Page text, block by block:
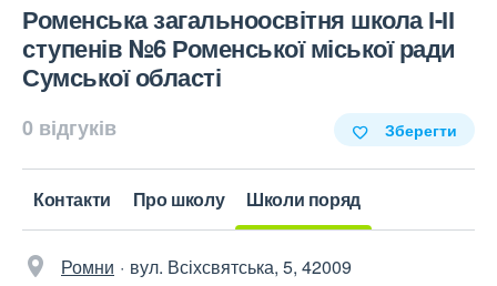
Роменська загальноосвітня школа І-ІІ
ступенів №6 Роменської міської ради
Сумської області
0 відгуків Зберегти
Контакти Про школу Школи поряд
Ромни
вул. Всіхсвятська, 5, 42009